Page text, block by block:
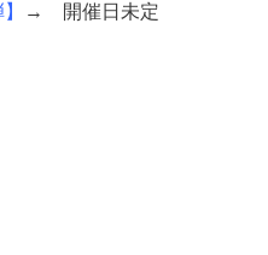
→ 開催日未定